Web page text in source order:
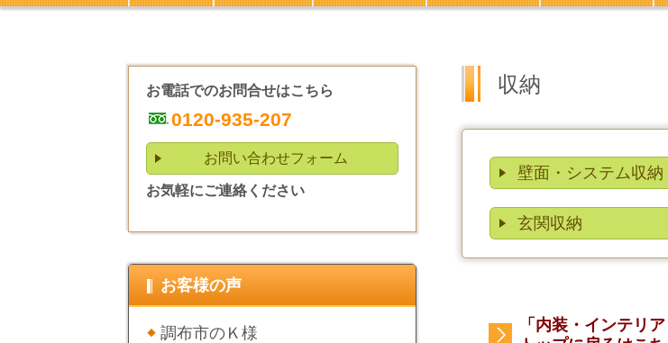
収納
壁面・システム収納
玄関収納
「内装・インテリ
お電話でのお問合せはこちら
0120-935-207
お問い合わせフォーム
お気軽にご連絡ください
お客様の声
調布市のＫ様